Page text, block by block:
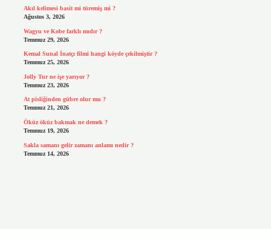
Akıl kelimesi basit mi türemiş mi ?
Ağustos 3, 2026
Wagyu ve Kobe farklı mıdır ?
Temmuz 29, 2026
Kemal Sunal İnatçı filmi hangi köyde çekilmiştir ?
Temmuz 25, 2026
Jolly Tur ne işe yarıyor ?
Temmuz 23, 2026
At pisliğinden gübre olur mu ?
Temmuz 21, 2026
Öküz öküz bakmak ne demek ?
Temmuz 19, 2026
Sakla samanı gelir zamanı anlamı nedir ?
Temmuz 14, 2026